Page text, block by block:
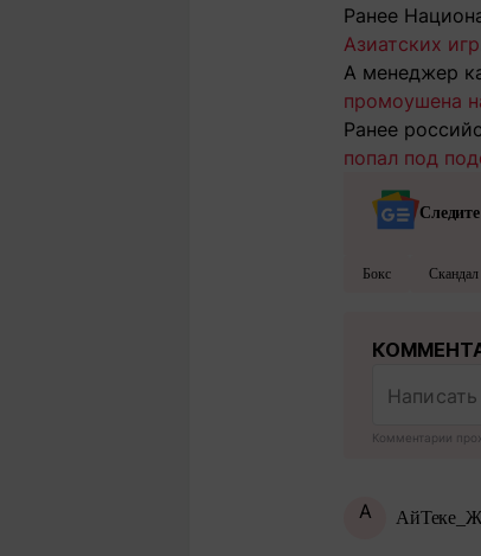
Ранее
Азиатских игр
А менеджер
промоушена
Ранее
попал под
Бокс Скандал
Комментарии
А